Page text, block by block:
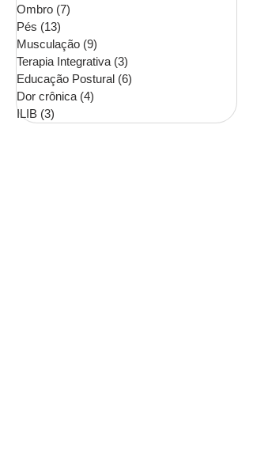
Ombro (7)
Pés (13)
Musculação (9)
Terapia Integrativa (3)
Educação Postural (6)
Dor crônica (4)
ILIB (3)